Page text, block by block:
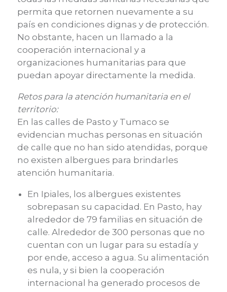
permita que retornen nuevamente a su
país en condiciones dignas y de protección.
No obstante, hacen un llamado a la
cooperación internacional y a
organizaciones humanitarias para que
puedan apoyar directamente la medida.
Retos para la atención humanitaria en el
territorio:
En las calles de Pasto y Tumaco se
evidencian muchas personas en situación
de calle que no han sido atendidas, porque
no existen albergues para brindarles
atención humanitaria.
En Ipiales, los albergues existentes
sobrepasan su capacidad. En Pasto, hay
alrededor de 79 familias en situación de
calle. Alrededor de 300 personas que no
cuentan con un lugar para su estadía y
por ende, acceso a agua. Su alimentación
es nula, y si bien la cooperación
internacional ha generado procesos de